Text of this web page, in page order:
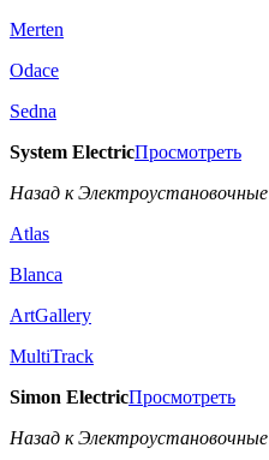
Merten
Odace
Sedna
System ElectricПросмотреть
Назад к Электроустановочные
Atlas
Blanca
ArtGallery
MultiTrack
Simon ElectricПросмотреть
Назад к Электроустановочные